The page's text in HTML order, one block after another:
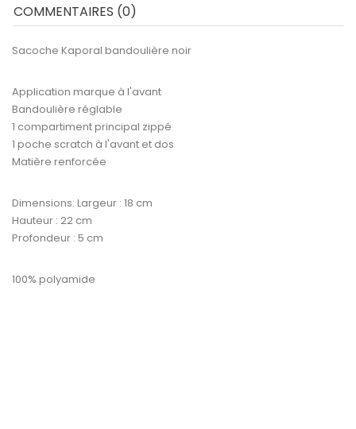
COMMENTAIRES (0)
Sacoche Kaporal bandoulière noir
Application marque à l'avant
Bandoulière réglable
1 compartiment principal zippé
1 poche scratch à l'avant et dos
Matière renforcée
Dimensions: Largeur : 18 cm
Hauteur : 22 cm
Profondeur : 5 cm
100% polyamide